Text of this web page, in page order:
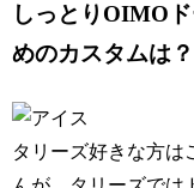
しっとりOIMO
めのカスタムは？
タリーズ好きな方は